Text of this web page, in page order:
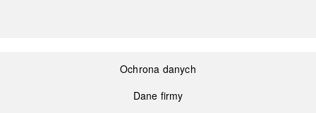
Ochrona danych
Dane firmy